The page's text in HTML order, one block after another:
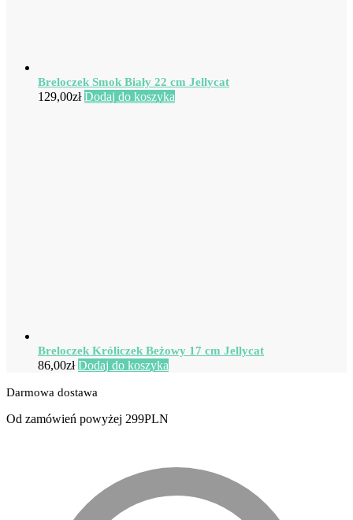
Breloczek Smok Biały 22 cm Jellycat
129,00zł Dodaj do koszyka
Breloczek Króliczek Beżowy 17 cm Jellycat
86,00zł Dodaj do koszyka
Darmowa dostawa
Od zamówień powyżej 299PLN